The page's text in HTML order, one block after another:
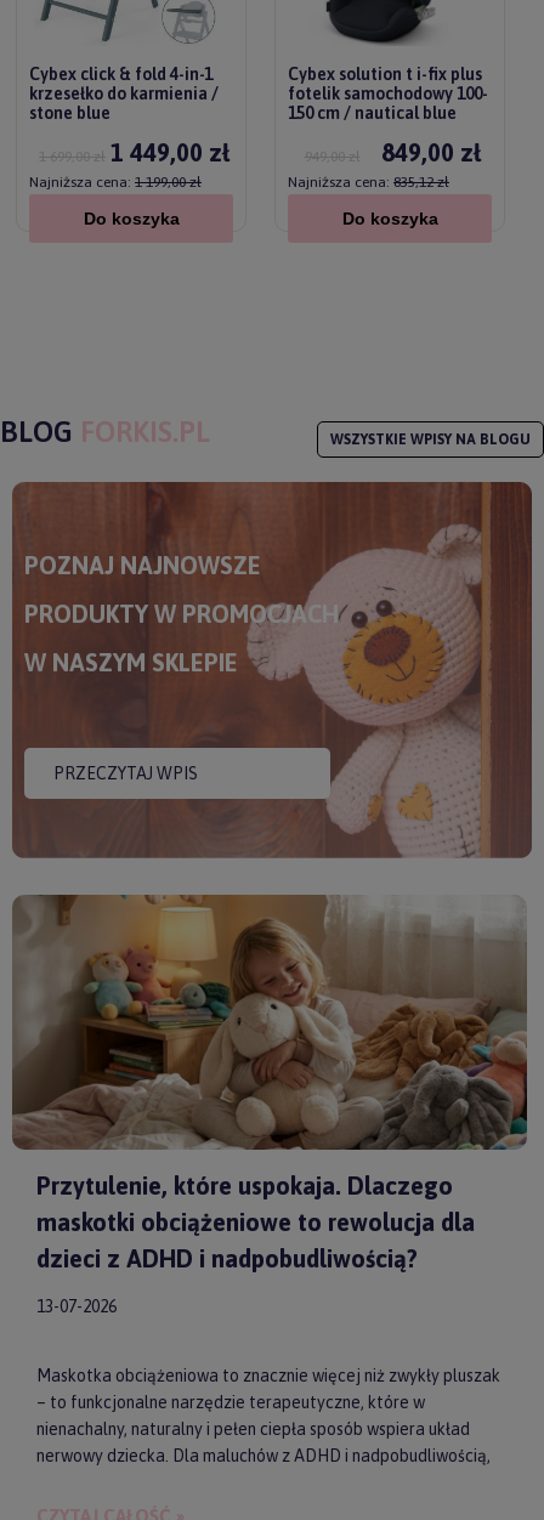
Cybex click & fold 4-in-1
krzesełko do karmienia /
stone blue
1 449,00 zł
1 699,00 zł
Najniższa cena: 1 199,00 zł
Do koszyka
Cybex solution t i-fix plus
fotelik samochodowy 100-
150 cm / nautical blue
849,00 zł
949,00 zł
Najniższa cena: 835,12 zł
Do koszyka
BLOG FORKIS.PL WSZYSTKIE WPISY NA BLOGU
POZNAJ NAJNOWSZE
PRODUKTY W PROMOCJACH
W NASZYM SKLEPIE
PRZECZYTAJ WPIS
Przytulenie, które uspokaja. Dlaczego
maskotki obciążeniowe to rewolucja dla
dzieci z ADHD i nadpobudliwością?
13-07-2026
Maskotka obciążeniowa to znacznie więcej niż zwykły pluszak
– to funkcjonalne narzędzie terapeutyczne, które w
nienachalny, naturalny i pełen ciepła sposób wspiera układ
nerwowy dziecka. Dla maluchów z ADHD i nadpobudliwością,
dociążony przyjaciel może stać się kluczem do upragnionego